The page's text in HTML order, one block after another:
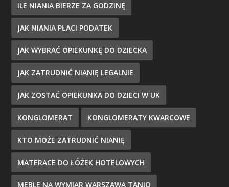
ILE NIANIA BIERZE ZA GODZINĘ
JAK NIANIA PŁACI PODATEK
JAK WYBRAĆ OPIEKUNKĘ DO DZIECKA
JAK ZATRUDNIĆ NIANIĘ LEGALNIE
JAK ZOSTAĆ OPIEKUNKA DO DZIECI W UK
KONGLOMERAT KONGLOMERATY KWARCOWE
KTO MOŻE ZATRUDNIĆ NIANIĘ
MATERACE DO ŁÓŻEK HOTELOWYCH
MEBLE NA WYMIAR WARSZAWA TANIO